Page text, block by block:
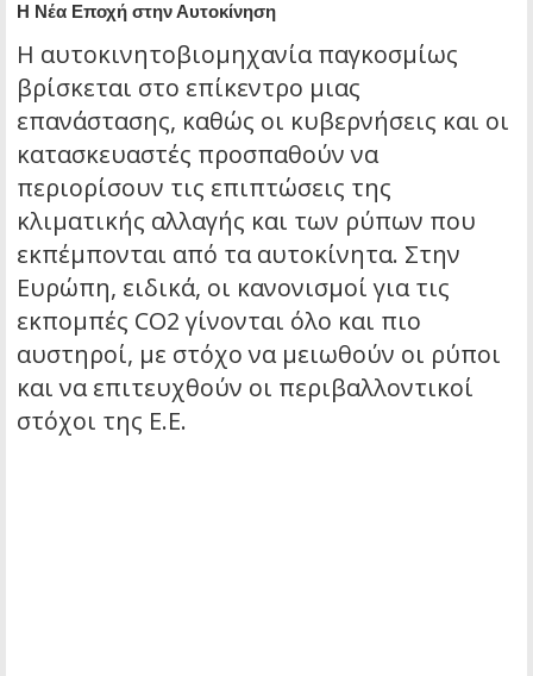
Η Νέα Εποχή στην Αυτοκίνηση
Η αυτοκινητοβιομηχανία παγκοσμίως
βρίσκεται στο επίκεντρο μιας
επανάστασης, καθώς οι κυβερνήσεις και οι
κατασκευαστές προσπαθούν να
περιορίσουν τις επιπτώσεις της
κλιματικής αλλαγής και των ρύπων που
εκπέμπονται από τα αυτοκίνητα. Στην
Ευρώπη, ειδικά, οι κανονισμοί για τις
εκπομπές CO2 γίνονται όλο και πιο
αυστηροί, με στόχο να μειωθούν οι ρύποι
και να επιτευχθούν οι περιβαλλοντικοί
στόχοι της Ε.Ε.